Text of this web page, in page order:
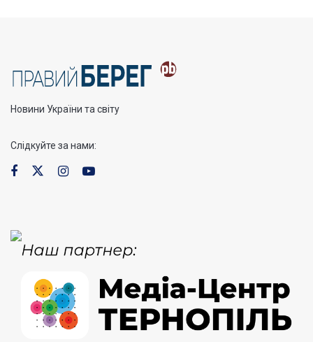
Новини України та світу
Слідкуйте за нами: